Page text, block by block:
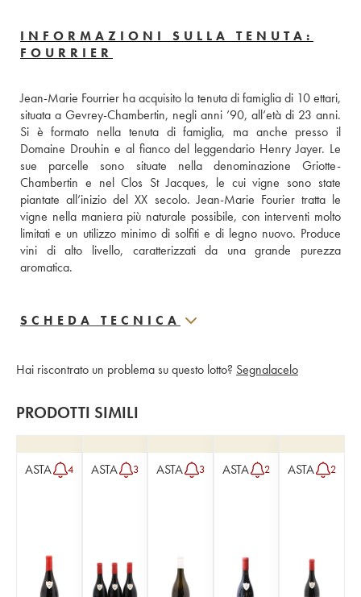
INFORMAZIONI SULLA TENUTA:
FOURRIER
Jean-Marie Fourrier ha acquisito la tenuta di famiglia di 10 ettari,
situata a Gevrey-Chambertin, negli anni ’90, all’età di 23 anni.
Si è formato nella tenuta di famiglia, ma anche presso il
Domaine Drouhin e al fianco del leggendario Henry Jayer. Le
sue parcelle sono situate nella denominazione Griotte-
Chambertin e nel Clos St Jacques, le cui vigne sono state
piantate all’inizio del XX secolo. Jean-Marie Fourier tratta le
vigne nella maniera più naturale possibile, con interventi molto
limitati e un utilizzo minimo di solfiti e di legno nuovo. Produce
vini di alto livello, caratterizzati da una grande purezza
aromatica.
SCHEDA TECNICA
Hai riscontrato un problema su questo lotto? Segnalacelo
PRODOTTI SIMILI
ASTA 4 ASTA 3 ASTA 3 ASTA 2 ASTA 2